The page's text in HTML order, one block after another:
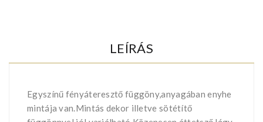
LEÍRÁS
Egyszínű fényáteresztő függöny,anyagában enyhe
mintája van.Mintás dekor illetve sötétítő